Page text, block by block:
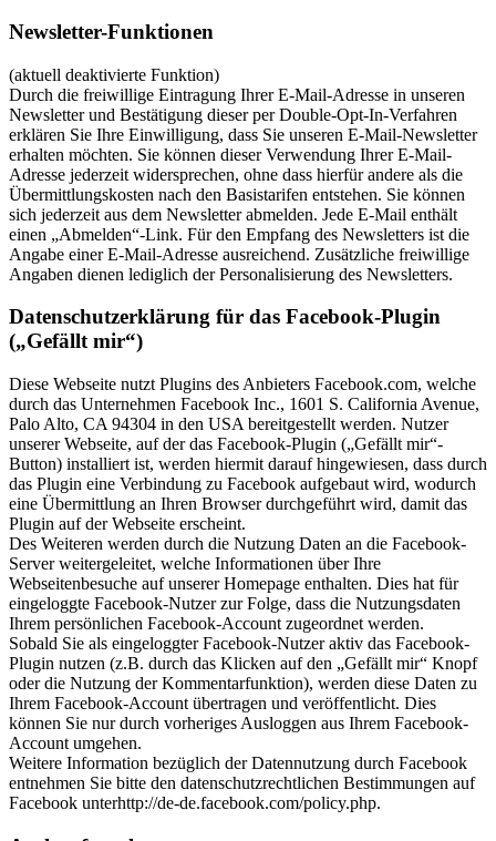
Newsletter-Funktionen
(aktuell deaktivierte Funktion)
Durch die freiwillige Eintragung Ihrer E-Mail-Adresse in unseren
Newsletter und Bestätigung dieser per Double-Opt-In-Verfahren
erklären Sie Ihre Einwilligung, dass Sie unseren E-Mail-Newsletter
erhalten möchten. Sie können dieser Verwendung Ihrer E-Mail-
Adresse jederzeit widersprechen, ohne dass hierfür andere als die
Übermittlungskosten nach den Basistarifen entstehen. Sie können
sich jederzeit aus dem Newsletter abmelden. Jede E-Mail enthält
einen „Abmelden“-Link. Für den Empfang des Newsletters ist die
Angabe einer E-Mail-Adresse ausreichend. Zusätzliche freiwillige
Angaben dienen lediglich der Personalisierung des Newsletters.
Datenschutzerklärung für das Facebook-Plugin
(„Gefällt mir“)
Diese Webseite nutzt Plugins des Anbieters Facebook.com, welche
durch das Unternehmen Facebook Inc., 1601 S. California Avenue,
Palo Alto, CA 94304 in den USA bereitgestellt werden. Nutzer
unserer Webseite, auf der das Facebook-Plugin („Gefällt mir“-
Button) installiert ist, werden hiermit darauf hingewiesen, dass durch
das Plugin eine Verbindung zu Facebook aufgebaut wird, wodurch
eine Übermittlung an Ihren Browser durchgeführt wird, damit das
Plugin auf der Webseite erscheint.
Des Weiteren werden durch die Nutzung Daten an die Facebook-
Server weitergeleitet, welche Informationen über Ihre
Webseitenbesuche auf unserer Homepage enthalten. Dies hat für
eingeloggte Facebook-Nutzer zur Folge, dass die Nutzungsdaten
Ihrem persönlichen Facebook-Account zugeordnet werden.
Sobald Sie als eingeloggter Facebook-Nutzer aktiv das Facebook-
Plugin nutzen (z.B. durch das Klicken auf den „Gefällt mir“ Knopf
oder die Nutzung der Kommentarfunktion), werden diese Daten zu
Ihrem Facebook-Account übertragen und veröffentlicht. Dies
können Sie nur durch vorheriges Ausloggen aus Ihrem Facebook-
Account umgehen.
Weitere Information bezüglich der Datennutzung durch Facebook
entnehmen Sie bitte den datenschutzrechtlichen Bestimmungen auf
Facebook unterhttp://de-de.facebook.com/policy.php.